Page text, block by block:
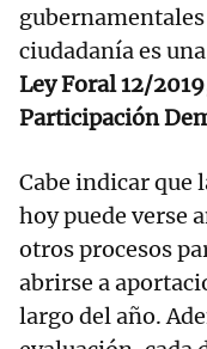
ciudadanía es
Ley Foral 12/2019
Participación
Cabe indicar que
hoy puede verse
otros procesos
abrirse a
largo del año.